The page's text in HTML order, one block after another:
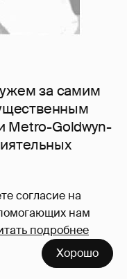
согласие на
нам
подробнее
Хорошо
за самим
Metro-Goldwyn-
у